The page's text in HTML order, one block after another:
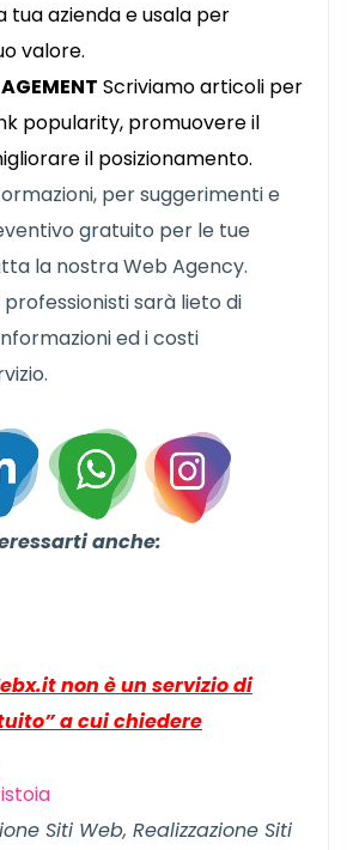
tua azienda e usala per
valore.
Scriviamo articoli per
popularity, promuovere il
il posizionamento.
per suggerimenti e
gratuito per le tue
la nostra Web Agency.
sarà lieto di
ed i costi
anche:
non è un servizio di
a cui chiedere
Siti Web, Realizzazione Siti